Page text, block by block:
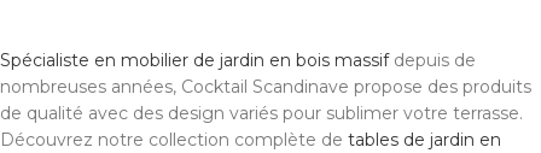
Spécialiste en mobilier de jardin en bois massifdepuis de
nombreuses années, Cocktail Scandinave propose des produits
de qualité avec des design variés pour sublimer votre terrasse.
Découvrez notre collection complète de tables de jardin en